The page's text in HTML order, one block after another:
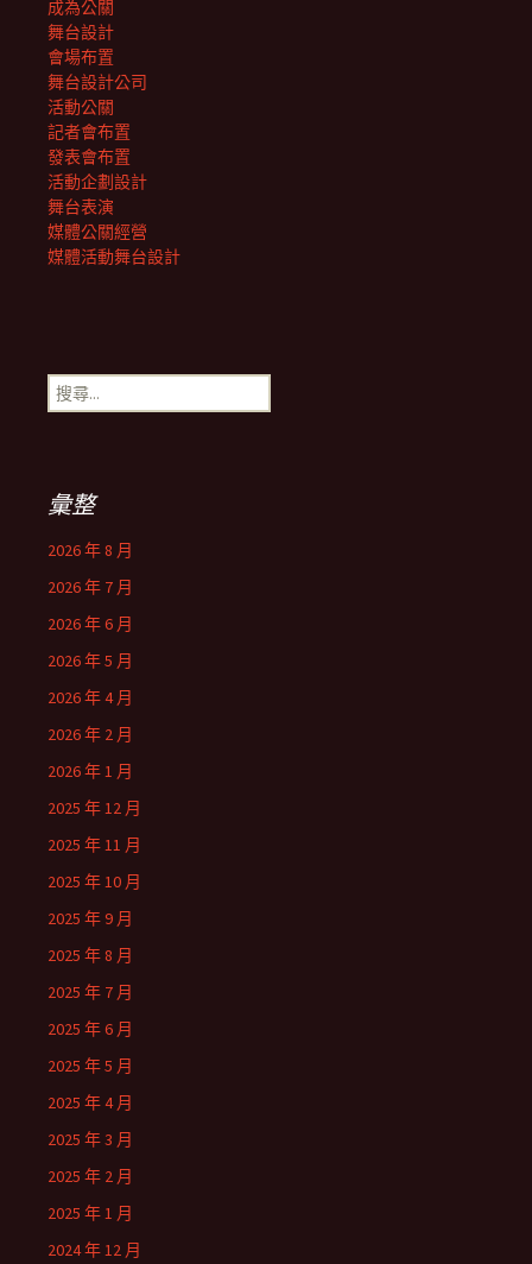
成為公關
舞台設計
會場布置
舞台設計公司
活動公關
記者會布置
發表會布置
活動企劃設計
舞台表演
媒體公關經營
媒體活動舞台設計
搜
尋
彙整
2026 年 8 月
2026 年 7 月
2026 年 6 月
2026 年 5 月
2026 年 4 月
2026 年 2 月
2026 年 1 月
2025 年 12 月
2025 年 11 月
2025 年 10 月
2025 年 9 月
2025 年 8 月
2025 年 7 月
2025 年 6 月
2025 年 5 月
2025 年 4 月
2025 年 3 月
2025 年 2 月
2025 年 1 月
2024 年 12 月